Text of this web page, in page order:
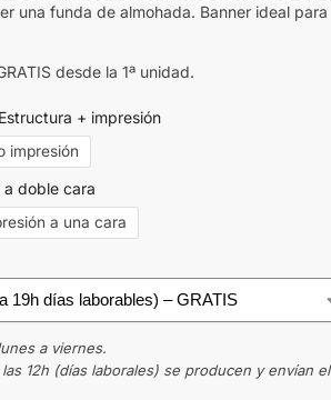
una funda de almohada. Banner ideal para
desde la 1ª unidad.
+ impresión
impresión
a doble cara
a una cara
a viernes.
12h (días laborales) se producen y envían el